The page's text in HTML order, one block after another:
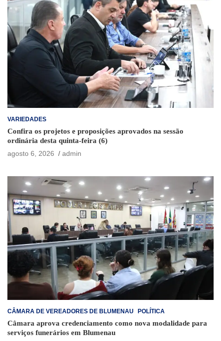
VARIEDADES
Confira os projetos e proposições aprovados na sessão
ordinária desta quinta-feira (6)
agosto 6, 2026
admin
CÂMARA DE VEREADORES DE BLUMENAU POLÍTICA
Câmara aprova credenciamento como nova modalidade para
serviços funerários em Blumenau